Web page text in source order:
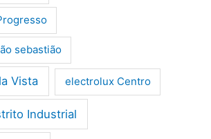
sebastião
Vista electrolux Centro
Industrial